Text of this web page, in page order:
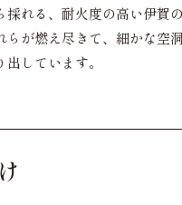
れる、耐火度の高い伊賀
が燃え尽きて、細かな空
しています。